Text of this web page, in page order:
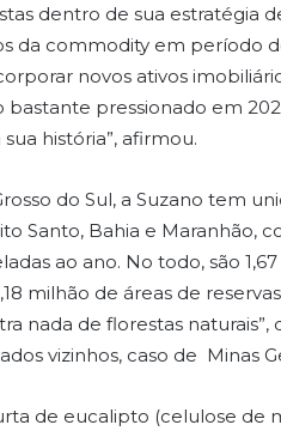
dentro de sua estratégia
da commodity em período
novos ativos
bastante pressionado em
história”, afirmou.
do Sul, a Suzano tem
Santo, Bahia e Maranhão,
ao ano. No todo, são
milhão de áreas de
nada de florestas
vizinhos, caso de Minas
de eucalipto (celulose de